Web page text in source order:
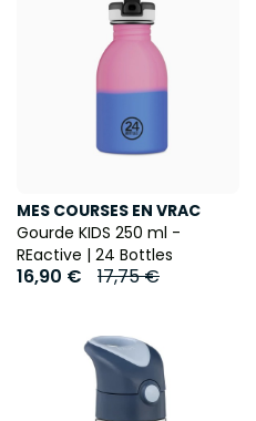
MES COURSES EN VRAC
Gourde KIDS 250 ml -
REactive | 24 Bottles
16,90 € 17,75 €